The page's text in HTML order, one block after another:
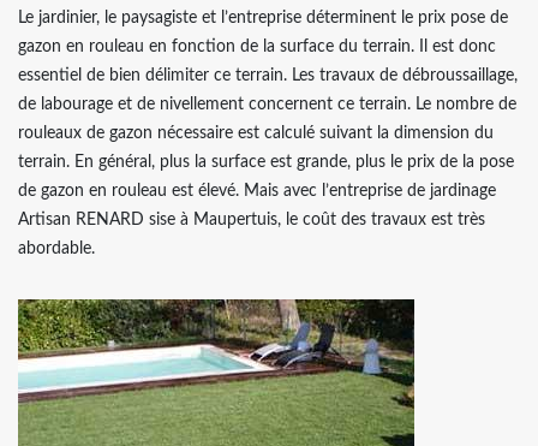
Le jardinier, le paysagiste et l’entreprise déterminent le prix pose de
gazon en rouleau en fonction de la surface du terrain. Il est donc
essentiel de bien délimiter ce terrain. Les travaux de débroussaillage,
de labourage et de nivellement concernent ce terrain. Le nombre de
rouleaux de gazon nécessaire est calculé suivant la dimension du
terrain. En général, plus la surface est grande, plus le prix de la pose
de gazon en rouleau est élevé. Mais avec l’entreprise de jardinage
Artisan RENARD sise à Maupertuis, le coût des travaux est très
abordable.